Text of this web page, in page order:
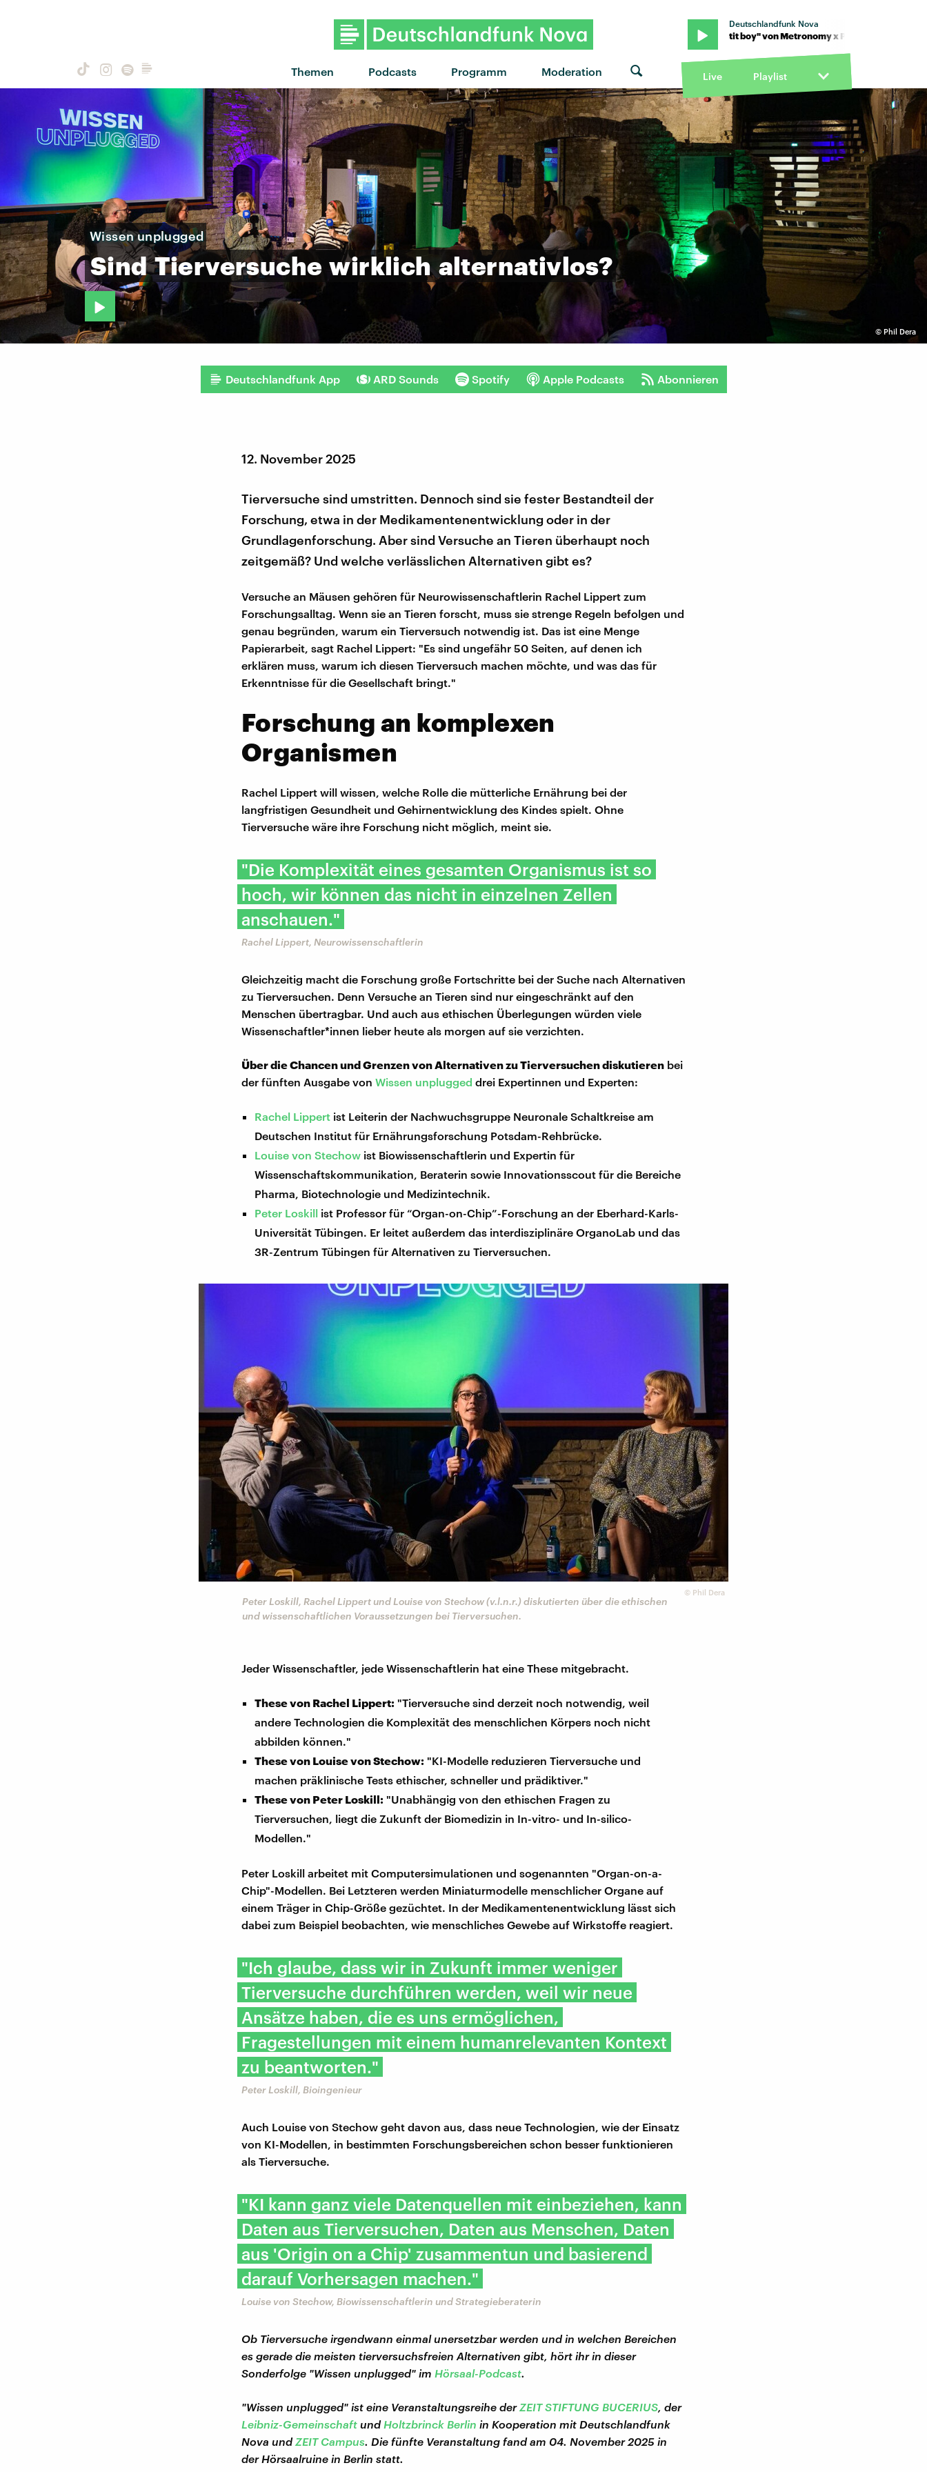
Themen Podcasts Programm Moderation
Deutschlandfunk Nova
"Petit boy" von Metronomy x Porij · "Petit boy" von Metronomy x Porij · "Petit boy" von
Live Playlist
© Phil Dera
Wissen unplugged
Sind Tierversuche wirklich alternativlos?
Deutschlandfunk App ARD Sounds Spotify Apple Podcasts Abonnieren
12. November 2025
Tierversuche sind umstritten. Dennoch sind sie fester Bestandteil der
Forschung, etwa in der Medikamentenentwicklung oder in der
Grundlagenforschung. Aber sind Versuche an Tieren überhaupt noch
zeitgemäß? Und welche verlässlichen Alternativen gibt es?
Versuche an Mäusen gehören für Neurowissenschaftlerin Rachel Lippert zum
Forschungsalltag. Wenn sie an Tieren forscht, muss sie strenge Regeln befolgen und
genau begründen, warum ein Tierversuch notwendig ist. Das ist eine Menge
Papierarbeit, sagt Rachel Lippert: "Es sind ungefähr 50 Seiten, auf denen ich
erklären muss, warum ich diesen Tierversuch machen möchte, und was das für
Erkenntnisse für die Gesellschaft bringt."
Forschung an komplexen
Organismen
Rachel Lippert will wissen, welche Rolle die mütterliche Ernährung bei der
langfristigen Gesundheit und Gehirnentwicklung des Kindes spielt. Ohne
Tierversuche wäre ihre Forschung nicht möglich, meint sie.
"Die Komplexität eines gesamten Organismus ist so
hoch, wir können das nicht in einzelnen Zellen
anschauen."
Rachel Lippert, Neurowissenschaftlerin
Gleichzeitig macht die Forschung große Fortschritte bei der Suche nach Alternativen
zu Tierversuchen. Denn Versuche an Tieren sind nur eingeschränkt auf den
Menschen übertragbar. Und auch aus ethischen Überlegungen würden viele
Wissenschaftler*innen lieber heute als morgen auf sie verzichten.
Über die Chancen und Grenzen von Alternativen zu Tierversuchen diskutieren bei
der fünften Ausgabe von Wissen unplugged drei Expertinnen und Experten:
Rachel Lippert ist Leiterin der Nachwuchsgruppe Neuronale Schaltkreise am
Deutschen Institut für Ernährungsforschung Potsdam-Rehbrücke.
Louise von Stechow ist Biowissenschaftlerin und Expertin für
Wissenschaftskommunikation, Beraterin sowie Innovationsscout für die Bereiche
Pharma, Biotechnologie und Medizintechnik.
Peter Loskill ist Professor für “Organ-on-Chip”-Forschung an der Eberhard-Karls-
Universität Tübingen. Er leitet außerdem das interdisziplinäre OrganoLab und das
3R-Zentrum Tübingen für Alternativen zu Tierversuchen.
© Phil Dera
Peter Loskill, Rachel Lippert und Louise von Stechow (v.l.n.r.) diskutierten über die ethischen
und wissenschaftlichen Voraussetzungen bei Tierversuchen.
Jeder Wissenschaftler, jede Wissenschaftlerin hat eine These mitgebracht.
These von Rachel Lippert: "Tierversuche sind derzeit noch notwendig, weil
andere Technologien die Komplexität des menschlichen Körpers noch nicht
abbilden können."
These von Louise von Stechow: "KI-Modelle reduzieren Tierversuche und
machen präklinische Tests ethischer, schneller und prädiktiver."
These von Peter Loskill: "Unabhängig von den ethischen Fragen zu
Tierversuchen, liegt die Zukunft der Biomedizin in In-vitro- und In-silico-
Modellen."
Peter Loskill arbeitet mit Computersimulationen und sogenannten "Organ-on-a-
Chip"-Modellen. Bei Letzteren werden Miniaturmodelle menschlicher Organe auf
einem Träger in Chip-Größe gezüchtet. In der Medikamentenentwicklung lässt sich
dabei zum Beispiel beobachten, wie menschliches Gewebe auf Wirkstoffe reagiert.
"Ich glaube, dass wir in Zukunft immer weniger
Tierversuche durchführen werden, weil wir neue
Ansätze haben, die es uns ermöglichen,
Fragestellungen mit einem humanrelevanten Kontext
zu beantworten."
Peter Loskill, Bioingenieur
Auch Louise von Stechow geht davon aus, dass neue Technologien, wie der Einsatz
von KI-Modellen, in bestimmten Forschungsbereichen schon besser funktionieren
als Tierversuche.
"KI kann ganz viele Datenquellen mit einbeziehen, kann
Daten aus Tierversuchen, Daten aus Menschen, Daten
aus 'Origin on a Chip' zusammentun und basierend
darauf Vorhersagen machen."
Louise von Stechow, Biowissenschaftlerin und Strategieberaterin
Ob Tierversuche irgendwann einmal unersetzbar werden und in welchen Bereichen
es gerade die meisten tierversuchsfreien Alternativen gibt, hört ihr in dieser
Sonderfolge "Wissen unplugged" im Hörsaal-Podcast.
"Wissen unplugged" ist eine Veranstaltungsreihe der ZEIT STIFTUNG BUCERIUS , der
Leibniz-Gemeinschaft und Holtzbrinck Berlin in Kooperation mit Deutschlandfunk
Nova und ZEIT Campus. Die fünfte Veranstaltung fand am 04. November 2025 in
der Hörsaalruine in Berlin statt.